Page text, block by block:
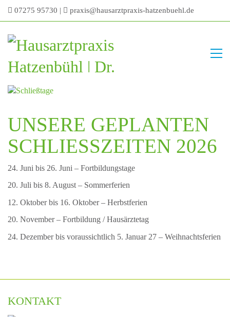
07275 95730 | praxis@hausarztpraxis-hatzenbuehl.de
UNSERE GEPLANTEN
SCHLIESSZEITEN 2026
24. Juni bis 26. Juni – Fortbildungstage
20. Juli bis 8. August – Sommerferien
12. Oktober bis 16. Oktober – Herbstferien
20. November – Fortbildung / Hausärztetag
24. Dezember bis voraussichtlich 5. Januar 27 – Weihnachtsferien
KONTAKT